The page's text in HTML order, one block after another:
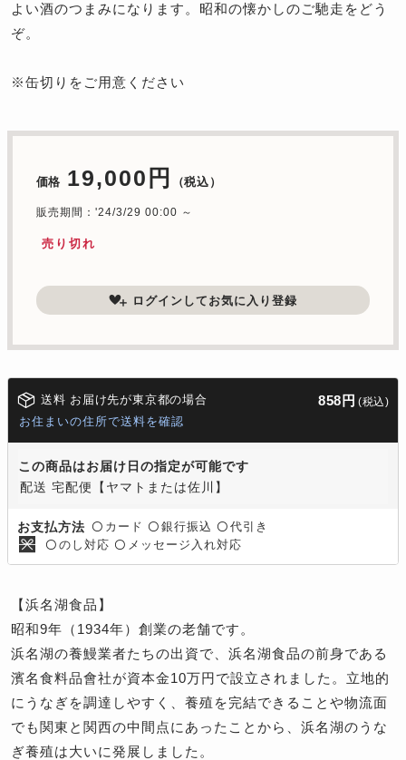
よい酒のつまみになります。昭和の懐かしのご馳走をどう
ぞ。
※缶切りをご用意ください
価格 19,000円 （税込）
販売期間：'24/3/29 00:00 ～
売り切れ
ログインしてお気に入り登録
送料 お届け先が東京都の場合 858円 (税込)
お住まいの住所で送料を確認
この商品はお届け日の指定が可能です
配送 宅配便【ヤマトまたは佐川】
お支払方法 〇 カード 〇 銀行振込 〇 代引き
〇 のし対応 〇 メッセージ入れ対応
【浜名湖食品】
昭和9年（1934年）創業の老舗です。
浜名湖の養鰻業者たちの出資で、浜名湖食品の前身である
濱名食料品會社が資本金10万円で設立されました。立地的
にうなぎを調達しやすく、養殖を完結できることや物流面
でも関東と関西の中間点にあったことから、浜名湖のうな
ぎ養殖は大いに発展しました。